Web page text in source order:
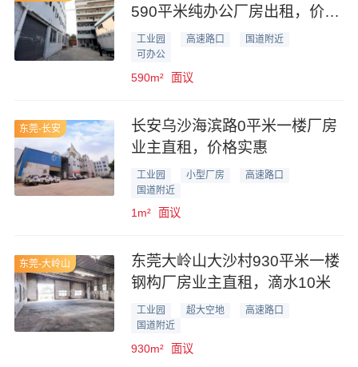
590平米纯办公厂房出租，价格
优惠
工业园 高速路口
国道附近
可办公
590m² 面议
东莞-长安
长安乌沙海滨路0平米一楼厂房
业主直租，价格实惠
工业园 小型厂房
高速路口
国道附近
1m² 面议
东莞-大岭山
东莞大岭山大沙村930平米一楼
钢构厂房业主直租，滴水10米
工业园 超大空地
高速路口
国道附近
930m² 面议